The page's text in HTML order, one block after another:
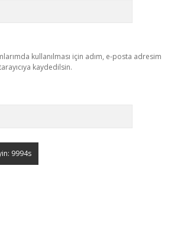
kullanılması için adım, e-posta adresim
kaydedilsin.